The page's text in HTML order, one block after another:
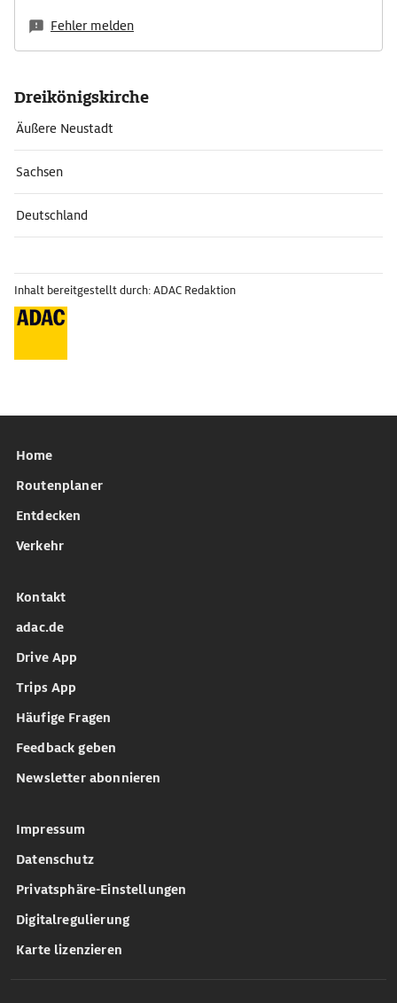
Fehler melden
Dreikönigskirche
Äußere Neustadt
Sachsen
Deutschland
Inhalt bereitgestellt durch: ADAC Redaktion
Home
Routenplaner
Entdecken
Verkehr
Kontakt
adac.de
Drive App
Trips App
Häufige Fragen
Feedback geben
Newsletter abonnieren
Impressum
Datenschutz
Privatsphäre-Einstellungen
Digitalregulierung
Karte lizenzieren